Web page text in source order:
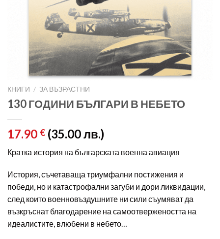
КНИГИ / ЗА ВЪЗРАСТНИ
130 ГОДИНИ БЪЛГАРИ В НЕБЕТО
17.90 € (35.00 лв.)
Кратка история на българската военна авиация
История, съчетаваща триумфални постижения и
победи, но и катастрофални загуби и дори ликвидации,
след които военновъздушните ни сили съумяват да
възкръснат благодарение на самоотвержеността на
идеалистите, влюбени в небето…